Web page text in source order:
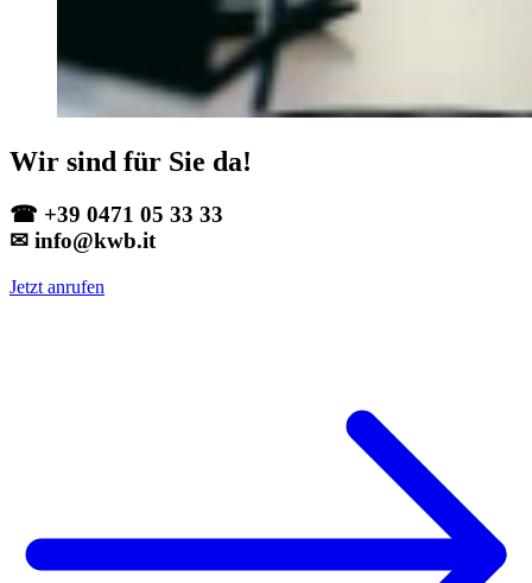
Wir sind für Sie da!
☎ +39 0471 05 33 33
✉ info@kwb.it
Jetzt anrufen